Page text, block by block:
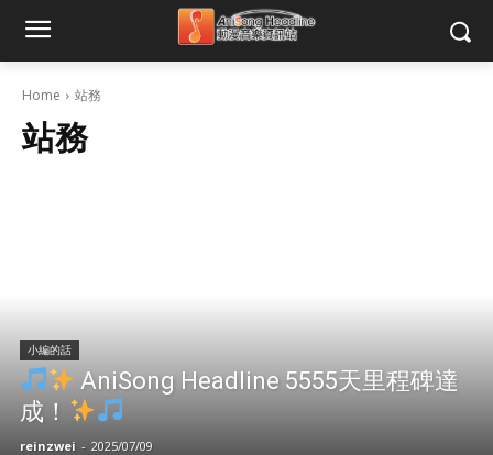
Home 站務
站務
小編的話
AniSong Headline 5555天里程碑達
成！
reinzwei - 2025/07/09